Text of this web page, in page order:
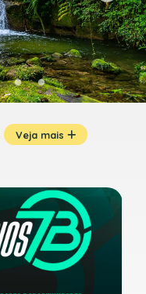
Veja mais